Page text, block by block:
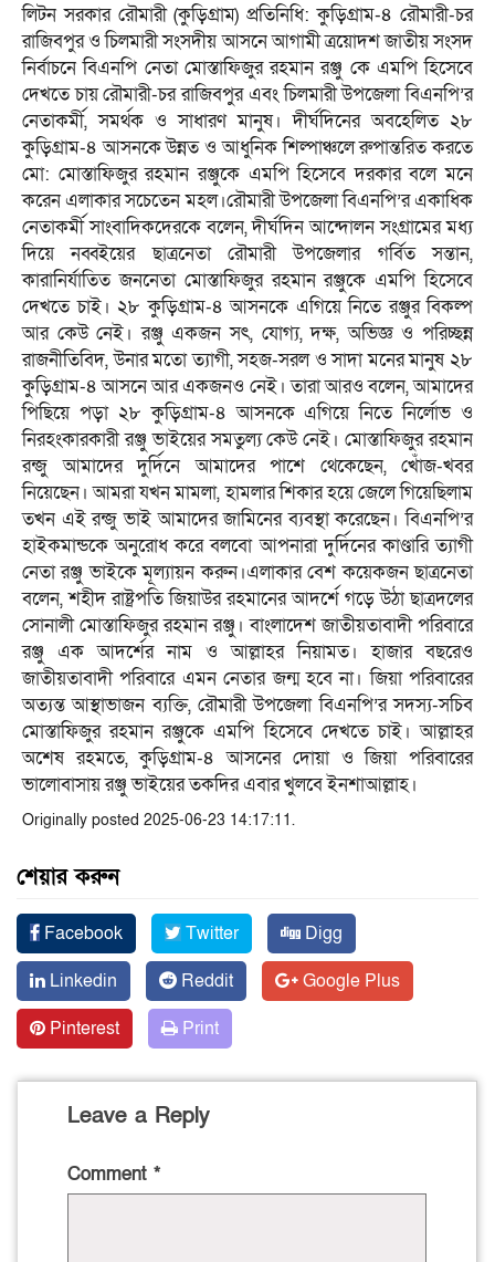
লিটন সরকার রৌমারী (কুড়িগ্ৰাম) প্রতিনিধি: কুড়িগ্ৰাম-৪ রৌমারী-চর
রাজিবপুর ও চিলমারী সংসদীয় আসনে আগামী ত্রয়োদশ জাতীয় সংসদ
নির্বাচনে বিএনপি নেতা মোস্তাফিজুর রহমান রঞ্জু কে এমপি হিসেবে
দেখতে চায় রৌমারী-চর রাজিবপুর এবং চিলমারী উপজেলা বিএনপি’র
নেতাকর্মী, সমর্থক ও সাধারণ মানুষ। দীর্ঘদিনের অবহেলিত ২৮
কুড়িগ্ৰাম-৪ আসনকে উন্নত ও আধুনিক শিল্পাঞ্চলে রুপান্তরিত করতে
মো: মোস্তাফিজুর রহমান রঞ্জুকে এমপি হিসেবে দরকার বলে মনে
করেন এলাকার সচেতেন মহল।রৌমারী উপজেলা বিএনপি’র একাধিক
নেতাকর্মী সাংবাদিকদেরকে বলেন, দীর্ঘদিন আন্দোলন সংগ্রামের মধ্য
দিয়ে নব্বইয়ের ছাত্রনেতা রৌমারী উপজেলার গর্বিত সন্তান,
কারানির্যাতিত জননেতা মোস্তাফিজুর রহমান রঞ্জুকে এমপি হিসেবে
দেখতে চাই। ২৮ কুড়িগ্ৰাম-৪ আসনকে এগিয়ে নিতে রঞ্জুর বিকল্প
আর কেউ নেই। রঞ্জু একজন সৎ, যোগ্য, দক্ষ, অভিজ্ঞ ও পরিচ্ছন্ন
রাজনীতিবিদ, উনার মতো ত্যাগী, সহজ-সরল ও সাদা মনের মানুষ ২৮
কুড়িগ্ৰাম-৪ আসনে আর একজনও নেই। তারা আরও বলেন, আমাদের
পিছিয়ে পড়া ২৮ কুড়িগ্ৰাম-৪ আসনকে এগিয়ে নিতে নির্লোভ ও
নিরহংকারকারী রঞ্জু ভাইয়ের সমতুল্য কেউ নেই। মোস্তাফিজুর রহমান
রন্জু আমাদের দুর্দিনে আমাদের পাশে থেকেছেন, খোঁজ-খবর
নিয়েছেন। আমরা যখন মামলা, হামলার শিকার হয়ে জেলে গিয়েছিলাম
তখন এই রন্জু ভাই আমাদের জামিনের ব্যবস্থা করেছেন। বিএনপি’র
হাইকমান্ডকে অনুরোধ করে বলবো আপনারা দুর্দিনের কাণ্ডারি ত্যাগী
নেতা রঞ্জু ভাইকে মূল্যায়ন করুন।এলাকার বেশ কয়েকজন ছাত্রনেতা
বলেন, শহীদ রাষ্ট্রপতি জিয়াউর রহমানের আদর্শে গড়ে উঠা ছাত্রদলের
সোনালী মোস্তাফিজুর রহমান রঞ্জু। বাংলাদেশ জাতীয়তাবাদী পরিবারে
রঞ্জু এক আদর্শের নাম ও আল্লাহর নিয়ামত। হাজার বছরেও
জাতীয়তাবাদী পরিবারে এমন নেতার জন্ম হবে না। জিয়া পরিবারের
অত্যন্ত আস্থাভাজন ব্যক্তি, রৌমারী উপজেলা বিএনপি’র সদস্য-সচিব
মোস্তাফিজুর রহমান রঞ্জুকে এমপি হিসেবে দেখতে চাই। আল্লাহর
অশেষ রহমতে, কুড়িগ্ৰাম-৪ আসনের দোয়া ও জিয়া পরিবারের
ভালোবাসায় রঞ্জু ভাইয়ের তকদির এবার খুলবে ইনশাআল্লাহ।
Originally posted 2025-06-23 14:17:11.
শেয়ার করুন
Facebook Twitter
Digg
Linkedin
Reddit
Google Plus
Pinterest
Print
Leave a Reply
Comment *